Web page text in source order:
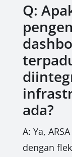
Q:
ada?
A: Ya,
dengan